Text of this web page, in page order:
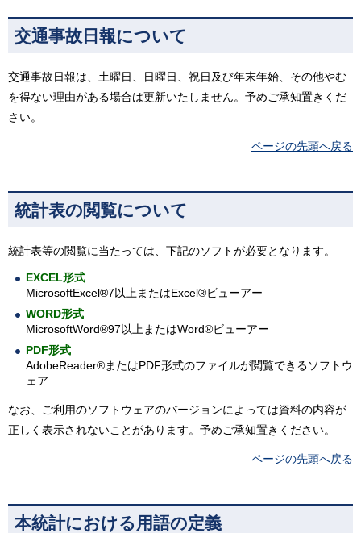
交通事故日報について
交通事故日報は、土曜日、日曜日、祝日及び年末年始、その他やむ
を得ない理由がある場合は更新いたしません。予めご承知置きくだ
さい。
ページの先頭へ戻る
統計表の閲覧について
統計表等の閲覧に当たっては、下記のソフトが必要となります。
EXCEL形式
MicrosoftExcel®7以上またはExcel®ビューアー
WORD形式
MicrosoftWord®97以上またはWord®ビューアー
PDF形式
AdobeReader®またはPDF形式のファイルが閲覧できるソフトウ
ェア
なお、ご利用のソフトウェアのバージョンによっては資料の内容が
正しく表示されないことがあります。予めご承知置きください。
ページの先頭へ戻る
本統計における用語の定義